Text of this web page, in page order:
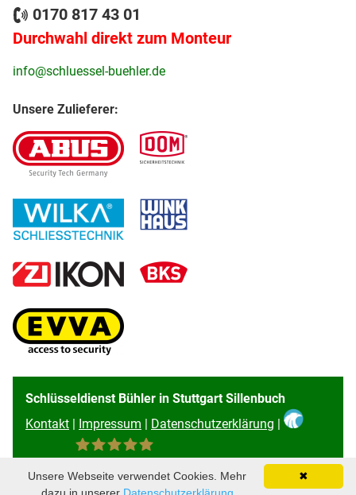
0170 817 43 01
Durchwahl direkt zum Monteur
info@schluessel-buehler.de
Unsere Zulieferer:
Schlüsseldienst Bühler in Stuttgart Sillenbuch
Kontakt | Impressum | Datenschutzerklärung |
✖
Unsere Webseite verwendet Cookies. Mehr